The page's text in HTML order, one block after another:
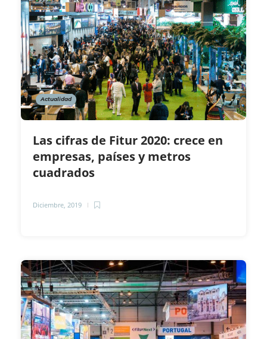
Actualidad
Las cifras de Fitur 2020: crece en
empresas, países y metros
cuadrados
Diciembre, 2019